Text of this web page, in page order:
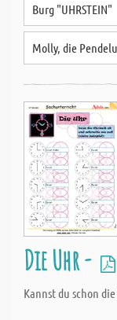
Burg "UHRSTEIN"
Molly, die
Die Uhr -
Kannst du schon